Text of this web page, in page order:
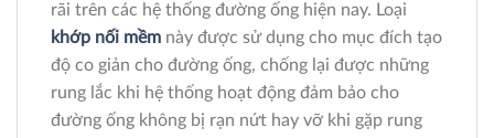
rãi trên các hệ thống đường ống hiện nay. Loại
khớp nối mềm này được sử dụng cho mục đích tạo
độ co giản cho đường ống, chống lại được những
rung lắc khi hệ thống hoạt động đảm bảo cho
đường ống không bị rạn nứt hay vỡ khi gặp rung